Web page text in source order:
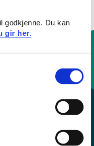
godkjenne. Du kan
gir her.